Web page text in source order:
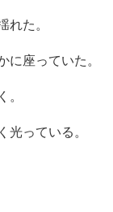
れた。
に座っていた。
。
光っている。